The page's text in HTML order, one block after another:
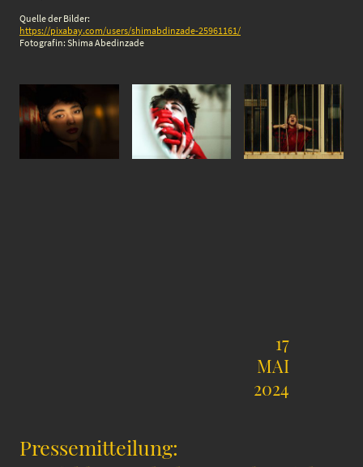
Quelle der Bilder:
https://pixabay.com/users/shimabdinzade-25961161/
Fotografin: Shima Abedinzade
17
MAI
2024
Pressemitteilung: